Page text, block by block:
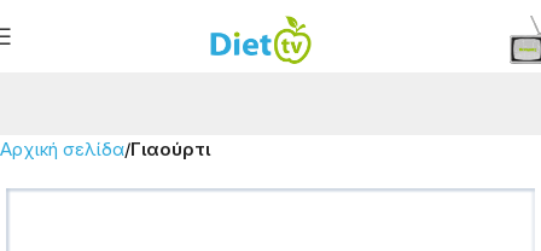
Αρχική σελίδα Γιαούρτι